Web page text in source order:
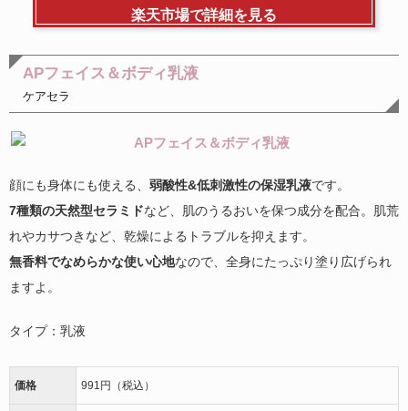
楽天市場で詳細を見る
APフェイス＆ボディ乳液
ケアセラ
顔にも身体にも使える、 弱酸性&低刺激性の保湿乳液です。
7種類の天然型セラミドなど、肌のうるおいを保つ成分を配合。肌荒
れやカサつきなど、乾燥によるトラブルを抑えます。
無香料でなめらかな使い心地なので、全身にたっぷり塗り広げられ
ますよ。
タイプ：乳液
価格 991円（税込）